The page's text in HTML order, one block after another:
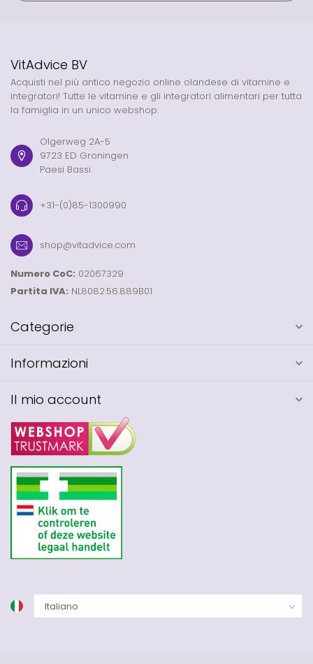
VitAdvice BV
Acquisti nel più antico negozio online olandese di vitamine e
integratori! Tutte le vitamine e gli integratori alimentari per tutta
la famiglia in un unico webshop.
Olgerweg 2A-5
9723 ED Groningen
Paesi Bassi
+31-(0)85-1300990
shop@vitadvice.com
Numero CoC: 02067329
Partita IVA: NL8082.56.889B01
Categorie
Informazioni
Il mio account